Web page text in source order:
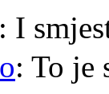
: I
: To je